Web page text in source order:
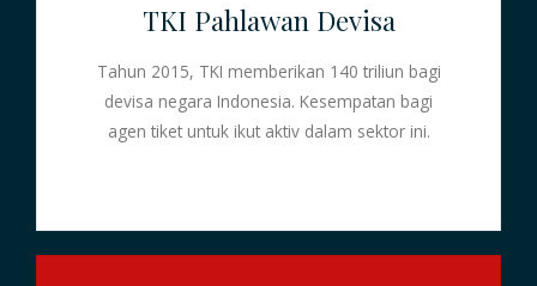
TKI Pahlawan Devisa
Tahun 2015, TKI memberikan 140 triliun bagi
devisa negara Indonesia. Kesempatan bagi
agen tiket untuk ikut aktiv dalam sektor ini.